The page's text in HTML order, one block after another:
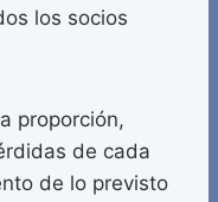
los socios
proporción,
de cada
de lo previsto